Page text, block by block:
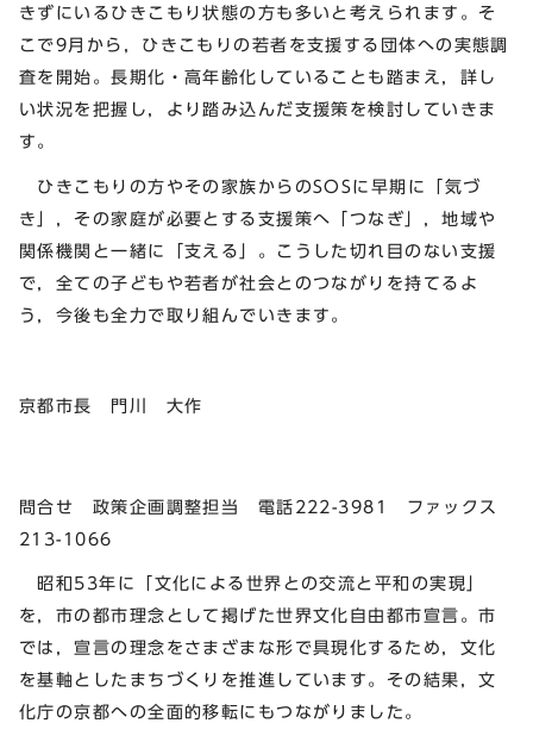
きずにいるひきこもり状態の方も多いと考えられます。そ
こで9月から，ひきこもりの若者を支援する団体への実態調
査を開始。長期化・高年齢化していることも踏まえ，詳し
い状況を把握し，より踏み込んだ支援策を検討していきま
す。
ひきこもりの方やその家族からのSOSに早期に「気づ
き」，その家庭が必要とする支援策へ「つなぎ」，地域や
関係機関と一緒に「支える」。こうした切れ目のない支援
で，全ての子どもや若者が社会とのつながりを持てるよ
う，今後も全力で取り組んでいきます。
京都市長 門川 大作
問合せ 政策企画調整担当 電話222-3981 ファックス
213-1066
昭和53年に「文化による世界との交流と平和の実現」
を，市の都市理念として掲げた世界文化自由都市宣言。市
では，宣言の理念をさまざまな形で具現化するため，文化
を基軸としたまちづくりを推進しています。その結果，文
化庁の京都への全面的移転にもつながりました。